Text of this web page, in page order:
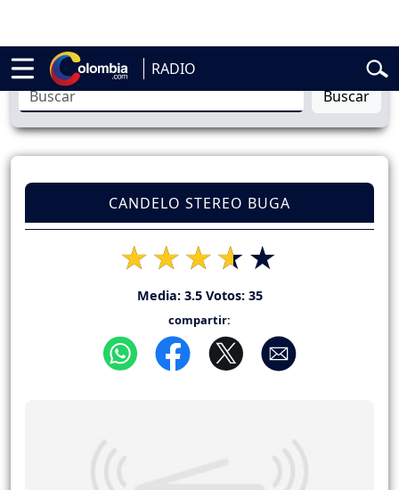
RADIO
de la Espriella Vuelta a Colombia
Buscar
CANDELO STEREO BUGA
Media: 3.5Votos: 35
compartir: